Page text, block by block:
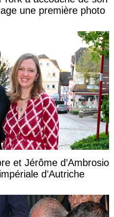
une première photo
et Jérôme d’Ambrosio
d’Autriche